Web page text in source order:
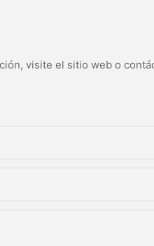
visite el sitio web o